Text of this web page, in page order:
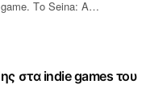
Το Seina: A…
στα indie games του